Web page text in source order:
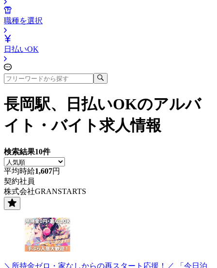
職種を選択
日払いOK
長岡駅、日払いOKのアルバ
イト・バイト求人情報
検索結果10件
平均時給1,607円
契約社員
株式会社GRANSTARTS
＼所持金ゼロ・家なしからの再スタート応援！／ 「今日泊